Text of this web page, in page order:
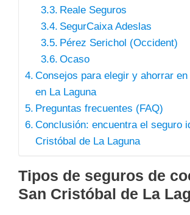
Reale Seguros
SegurCaixa Adeslas
Pérez Serichol (Occident)
Ocaso
Consejos para elegir y ahorrar
en La Laguna
Preguntas frecuentes (FAQ)
Conclusión: encuentra el seguro
Cristóbal de La Laguna
Tipos de seguros de
San Cristóbal de La